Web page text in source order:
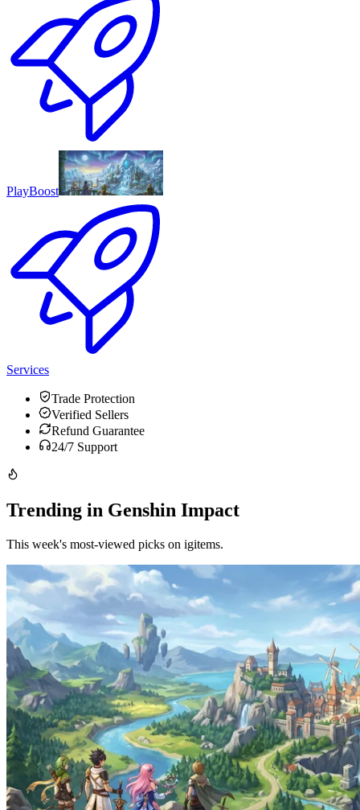
PlayBoost
Services
Trade Protection
Verified Sellers
Refund Guarantee
24/7 Support
Trending in Genshin Impact
This week's most-viewed picks on igitems.